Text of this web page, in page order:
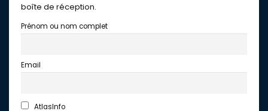
boîte de réception.
Prénom ou nom complet
Email
AtlasInfo